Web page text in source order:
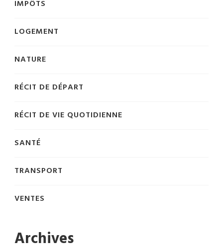
IMPÔTS
LOGEMENT
NATURE
RÉCIT DE DÉPART
RÉCIT DE VIE QUOTIDIENNE
SANTÉ
TRANSPORT
VENTES
Archives